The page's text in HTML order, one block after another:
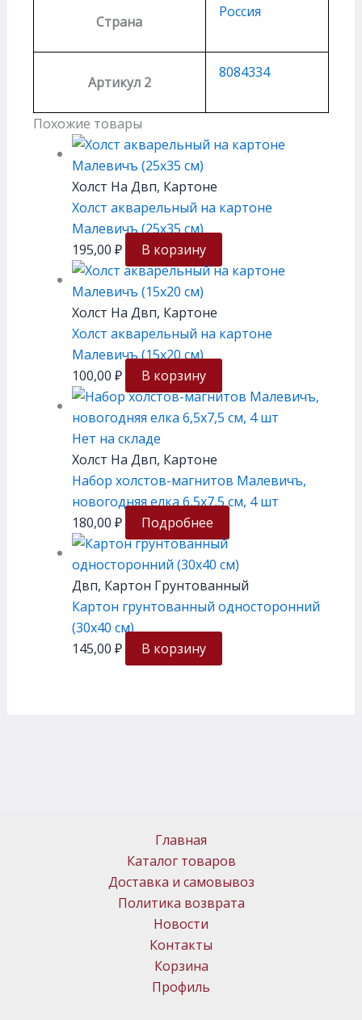
Страна
Россия
Артикул 2
8084334
Похожие товары
Холст На Двп, Картоне
Холст акварельный на картоне
Малевичъ (25х35 см)
195,00 ₽ В корзину
Холст На Двп, Картоне
Холст акварельный на картоне
Малевичъ (15х20 см)
100,00 ₽ В корзину
Нет на складе
Холст На Двп, Картоне
Набор холстов-магнитов Малевичъ,
новогодняя елка 6,5х7,5 см, 4 шт
180,00 ₽ Подробнее
Двп, Картон Грунтованный
Картон грунтованный односторонний
(30х40 см)
145,00 ₽ В корзину
Главная
Каталог товаров
Доставка и самовывоз
Политика возврата
Новости
Контакты
Корзина
Профиль